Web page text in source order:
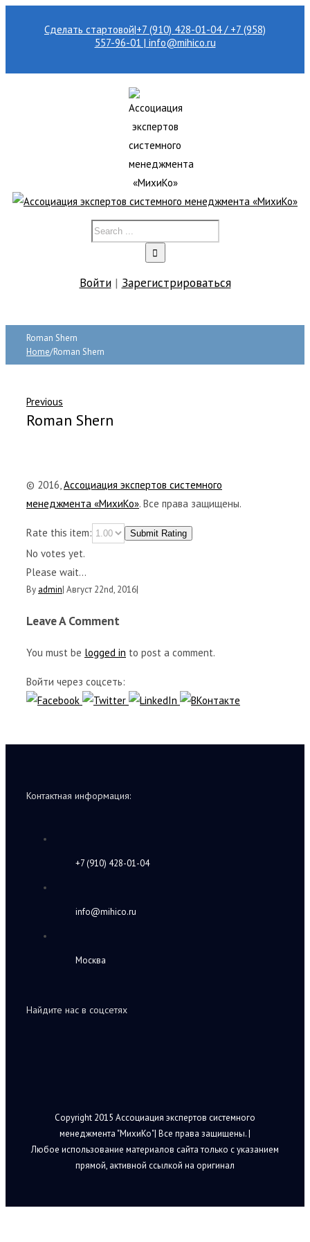
Сделать стартовой|+7 (910) 428-01-04 / +7 (958)
557-96-01 | info@mihico.ru
Войти| Зарегистрироваться
Roman Shern
Home/Roman Shern
Previous
Roman Shern
© 2016,Ассоциация экспертов системного
менеджмента «МихиКо». Все права защищены.
Rate this item: Submit Rating
No votes yet.
Please wait...
By admin| Август 22nd, 2016|
Leave A Comment
You must be logged in to post a comment.
Войти через соцсеть:
Контактная информация:
+7 (910) 428-01-04
info@mihico.ru
Москва
Найдите нас в соцсетях
Copyright 2015 Ассоциация экспертов системного
менеджмента "МихиКо"| Все права защищены. |
Любое использование материалов сайта только с указанием
прямой, активной ссылкой на оригинал